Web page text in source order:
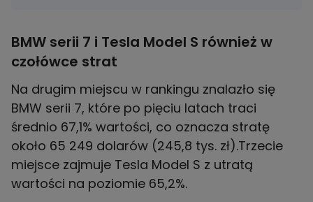
BMW serii 7 i Tesla Model S również w
czołówce strat
Na drugim miejscu w rankingu znalazło się
BMW serii 7, które po pięciu latach traci
średnio 67,1% wartości, co oznacza stratę
około 65 249 dolarów (245,8 tys. zł).Trzecie
miejsce zajmuje Tesla Model S z utratą
wartości na poziomie 65,2%.